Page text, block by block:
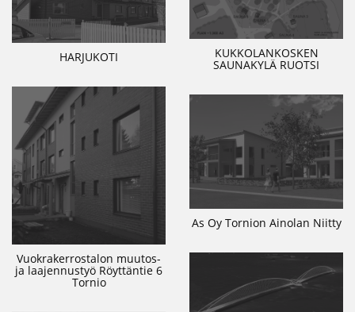
KUKKOLANKOSKEN
SAUNAKYLÄ RUOTSI
HARJUKOTI
Vuokrakerrostalon muutos-
ja laajennustyö Röyttäntie 6
Tornio
As Oy Tornion Ainolan Niitty